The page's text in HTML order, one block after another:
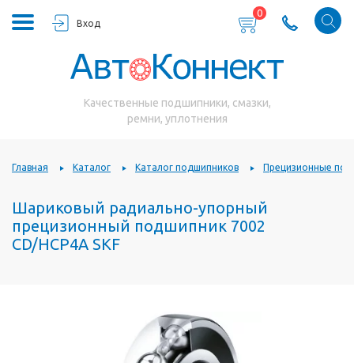
Вход
0
Качественные подшипники, смазки,
ремни, уплотнения
Главная Каталог Каталог подшипников Прецизионные
Шариковый радиально-упорный
прецизионный подшипник 7002
CD/HCP4A SKF